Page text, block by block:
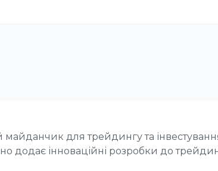
для трейдингу та
додає інноваційні розробки до